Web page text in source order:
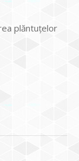
plăntuțelor